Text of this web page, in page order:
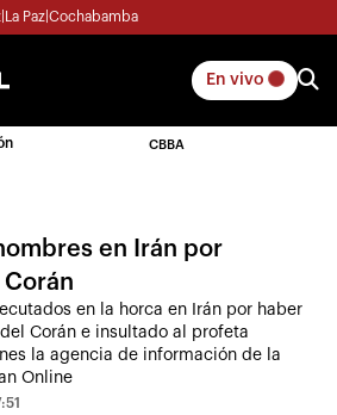
La Paz Cochabamba
En vivo
CBBA
en Irán por
en la horca en Irán por haber
Corán e insultado al profeta
la agencia de información de la
Online